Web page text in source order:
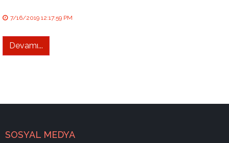
7/16/2019 12:17:59 PM
Devamı...
SOSYAL MEDYA